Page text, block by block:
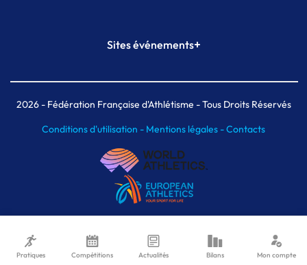
Plateforme Formation
Sites événements+
Meeting de Paris indoor
MAIF Ekiden de Paris
2026- Fédération Française d'Athlétisme - Tous Droits Réservés
Conditions d'utilisation - Mentions légales -Contacts
Pratiques Compétitions Actualités Bilans Mon compte